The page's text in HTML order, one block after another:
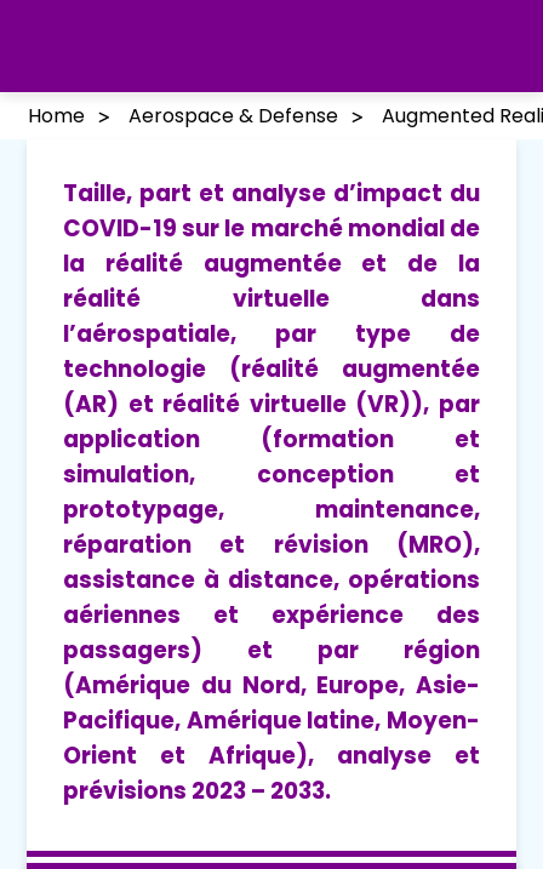
Home Aerospace & Defense Augmented
Taille, part et analyse d’impact du
COVID-19 sur le marché mondial de
la réalité augmentée et de la
réalité virtuelle dans
l’aérospatiale, par type de
technologie (réalité augmentée
(AR) et réalité virtuelle (VR)), par
application (formation et
simulation, conception et
prototypage, maintenance,
réparation et révision (MRO),
assistance à distance, opérations
aériennes et expérience des
passagers) et par région
(Amérique du Nord, Europe, Asie-
Pacifique, Amérique latine, Moyen-
Orient et Afrique), analyse et
prévisions 2023 – 2033.